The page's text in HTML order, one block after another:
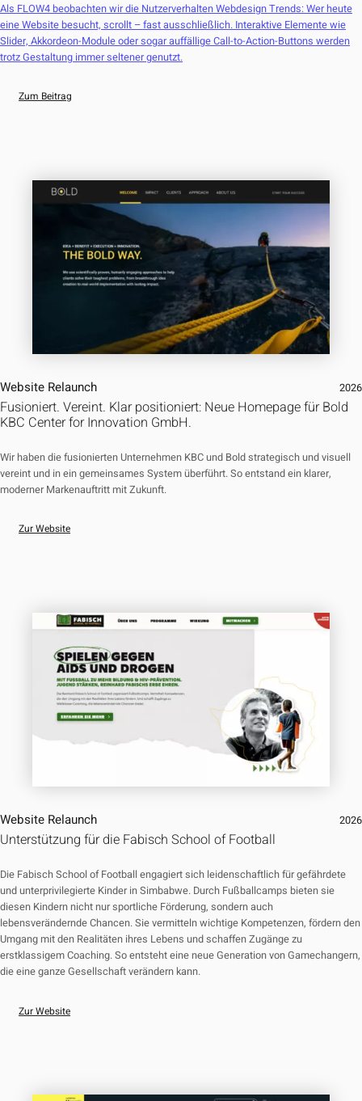
Als FLOW4 beobachten wir die Nutzerverhalten Webdesign Trends: Wer heute
eine Website besucht, scrollt – fast ausschließlich. Interaktive Elemente wie
Slider, Akkordeon-Module oder sogar auffällige Call-to-Action-Buttons werden
trotz Gestaltung immer seltener genutzt.
Zum Beitrag
Website Relaunch 2026
Fusioniert. Vereint. Klar positioniert: Neue Homepage für Bold
KBC Center for Innovation GmbH.
Wir haben die fusionierten Unternehmen KBC und Bold strategisch und visuell
vereint und in ein gemeinsames System überführt. So entstand ein klarer,
moderner Markenauftritt mit Zukunft.
Zur Website
Website Relaunch 2026
Unterstützung für die Fabisch School of Football
Die Fabisch School of Football engagiert sich leidenschaftlich für gefährdete
und unterprivilegierte Kinder in Simbabwe. Durch Fußballcamps bieten sie
diesen Kindern nicht nur sportliche Förderung, sondern auch
lebensverändernde Chancen. Sie vermitteln wichtige Kompetenzen, fördern den
Umgang mit den Realitäten ihres Lebens und schaffen Zugänge zu
erstklassigem Coaching. So entsteht eine neue Generation von Gamechangern,
die eine ganze Gesellschaft verändern kann.
Zur Website